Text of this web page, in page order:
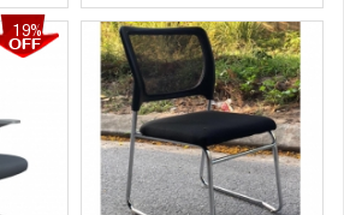
19%